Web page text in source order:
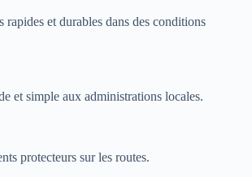
et durables dans des conditions
et simple aux administrations locales.
protecteurs sur les routes.